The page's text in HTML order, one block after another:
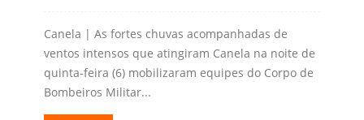
Canela | As fortes chuvas acompanhadas de
ventos intensos que atingiram Canela na noite de
quinta-feira (6) mobilizaram equipes do Corpo de
Bombeiros Militar...